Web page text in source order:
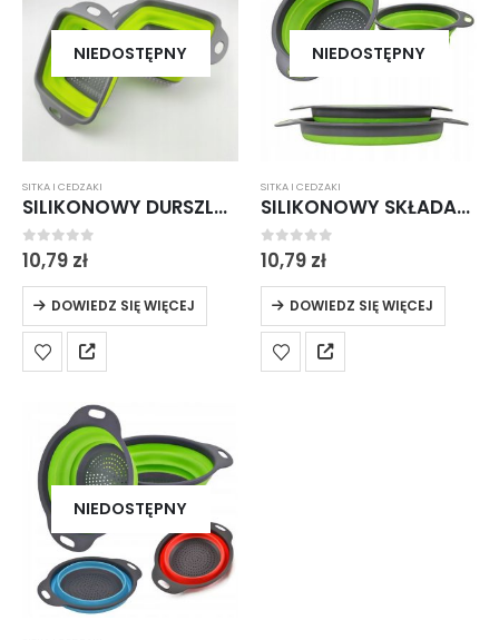
NIEDOSTĘPNY
SITKA I CEDZAKI
SILIKONOWY DURSZLAK CEDZAK SITKO SKŁADANY OCIEKACZ
0out of 5
10,79 zł
DOWIEDZ SIĘ WIĘCEJ
NIEDOSTĘPNY
SITKA I CEDZAKI
SILIKONOWY SKŁADANY DURSZLAK SITKO CEDZAK OCIEKACZ
0out of 5
10,79 zł
DOWIEDZ SIĘ WIĘCEJ
NIEDOSTĘPNY
panel edu test